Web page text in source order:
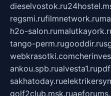
dieselvostok.ru
regsmi.rufilmnetwork.ru
h2o-salon.ru
tango-perm.rugooddir.ru
webkrasotki.com
ankou.spb.rualvesta1.ru
sakhatoday.ru
golf2club.msk.ru